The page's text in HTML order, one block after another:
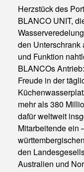
Herzstück des
BLANCO UNIT,
den Unterschrank
und Funktion
BLANCOs
Freude in der
mehr als 380
dafür weltweit
Mitarbeitende ein
den
Australien und